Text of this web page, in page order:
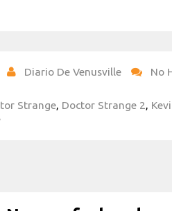
Diario De Venusville
No
Strange Doctor Strange 2